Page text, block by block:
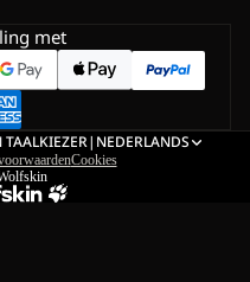
met
TAALKIEZER| NEDERLANDS
Cookies